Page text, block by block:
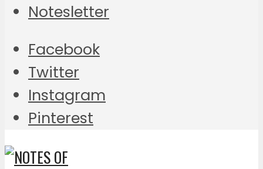
Notesletter
Facebook
Twitter
Instagram
Pinterest